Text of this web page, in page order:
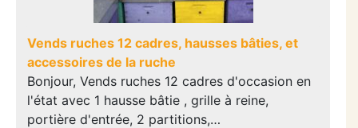
Vends ruches 12 cadres, hausses bâties, et
accessoires de la ruche
Bonjour, Vends ruches 12 cadres d'occasion en
l'état avec 1 hausse bâtie , grille à reine,
portière d'entrée, 2 partitions,…